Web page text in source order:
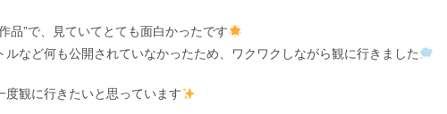
品”で、見ていてとても面白かったです
ルなど何も公開されていなかったため、ワクワクしながら観に行きました
度観に行きたいと思っています